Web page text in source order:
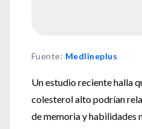
Fuente: Medlineplus
Un estudio reciente halla
colesterol alto podrían
de memoria y habilidades